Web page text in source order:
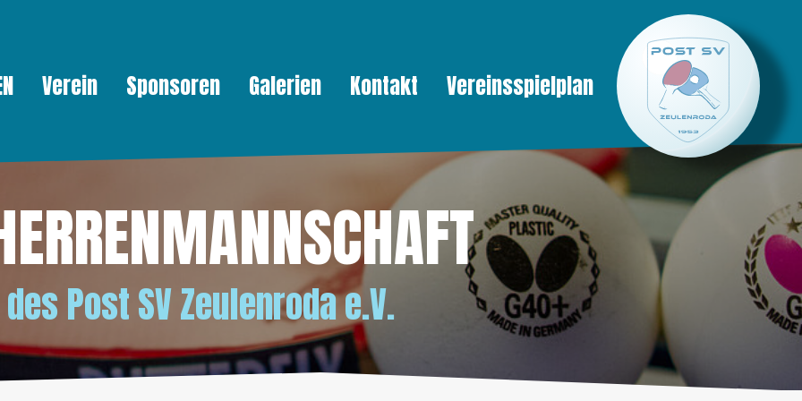
Verein Sponsoren Galerien Kontakt Vereinsspielplan
des Post SV Zeulenroda e.V.